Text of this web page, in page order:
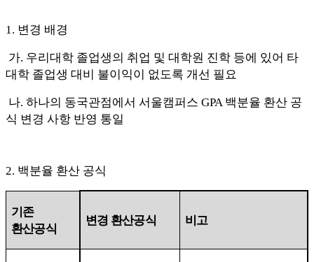
1. 변경 배경
가. 우리대학 졸업생의 취업 및 대학원 진학 등에 있어 타
대학 졸업생 대비 불이익이 없도록 개선 필요
나. 하나의 동국관점에서 서울캠퍼스 GPA 백분율 환산 공
식 변경 사항 반영 통일
2. 백분율 환산 공식
기존
환산공식
변경 환산공식 비고